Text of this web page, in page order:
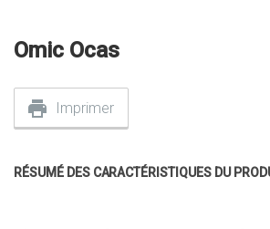
Omic Ocas
Imprimer
RÉSUMÉ DES CARACTÉRISTIQUES DU